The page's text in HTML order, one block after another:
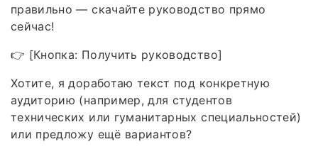
правильно — скачайте руководство прямо
сейчас!
👉 [Кнопка: Получить руководство]
Хотите, я доработаю текст под конкретную
аудиторию (например, для студентов
технических или гуманитарных специальностей)
или предложу ещё вариантов?